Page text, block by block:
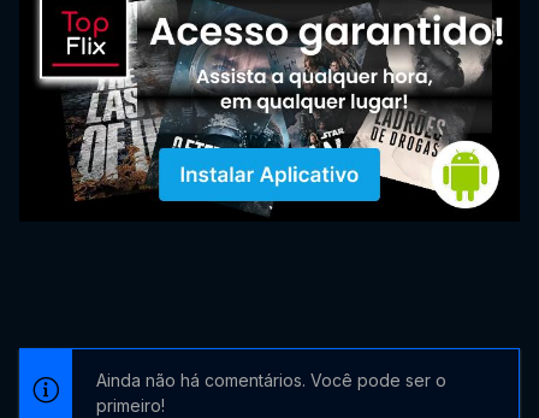
Ainda não há comentários. Você pode ser o
primeiro!